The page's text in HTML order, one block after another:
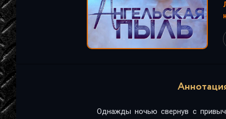
Однажды ночью свернув с